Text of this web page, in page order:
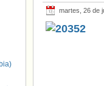
martes, 26 de